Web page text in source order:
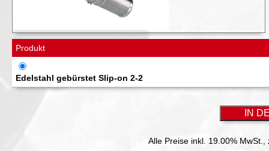
Produkt
Edelstahl gebürstet Slip-on 2-2
Alle Preise inkl. 19.00% MwSt.,